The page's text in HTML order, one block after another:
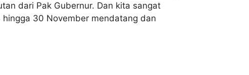
dari Pak Gubernur. Dan kita sangat
30 November mendatang dan